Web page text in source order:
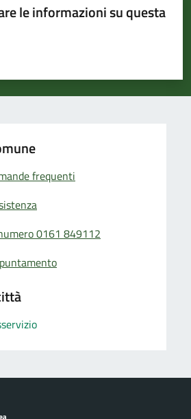
le informazioni su questa
5 stelle su 5
su 5
su 5
5
frequenti
0161 849112